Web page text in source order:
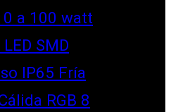
a 100 watt
SMD
IP65 Fría
RGB 8